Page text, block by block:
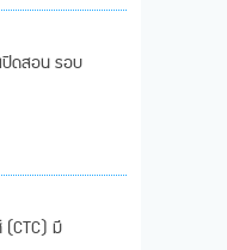
ปิดสอน รอบ
(CTC) มี